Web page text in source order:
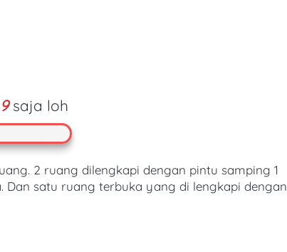
9 saja loh
2 ruang dilengkapi dengan pintu samping 1
satu ruang terbuka yang di lengkapi dengan